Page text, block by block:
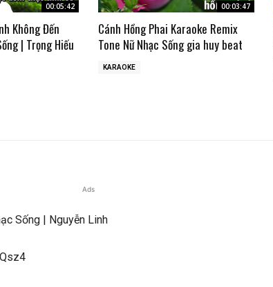
00:05:42
Không Đến
| Trọng Hiếu
00:03:47
Cánh Hồng Phai Karaoke Remix
Tone Nữ Nhạc Sống gia huy beat
KARAOKE
Ads
Sống | Nguyễn Linh